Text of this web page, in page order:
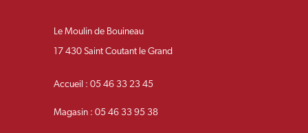
Le Moulin de Bouineau
17 430 Saint Coutant le Grand
Accueil : 05 46 33 23 45
Magasin : 05 46 33 95 38